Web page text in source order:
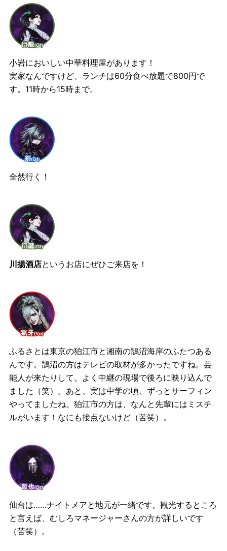
小岩においしい中華料理屋があります！
実家なんですけど、ランチは60分食べ放題で800円で
す。11時から15時まで。
全然行く！
川揚酒店というお店にぜひご来店を！
ふるさとは東京の狛江市と湘南の鵠沼海岸のふたつある
んです。鵠沼の方はテレビの取材が多かったですね。芸
能人が来たりして。よく中継の現場で後ろに映り込んで
ました（笑）。あと、実は中学の頃、ずっとサーフィン
やってましたね。狛江市の方は、なんと先輩にはミスチ
ルがいます！なにも接点ないけど（苦笑）。
仙台は……ナイトメアと地元が一緒です。観光するところ
と言えば、むしろマネージャーさんの方が詳しいです
（苦笑）。